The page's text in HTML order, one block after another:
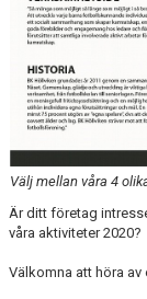
FÖR BESÖKARE
WEBSHOP
Välj mellan våra 4
Är ditt företag
våra aktiviteter 2020?
Välkomna att höra